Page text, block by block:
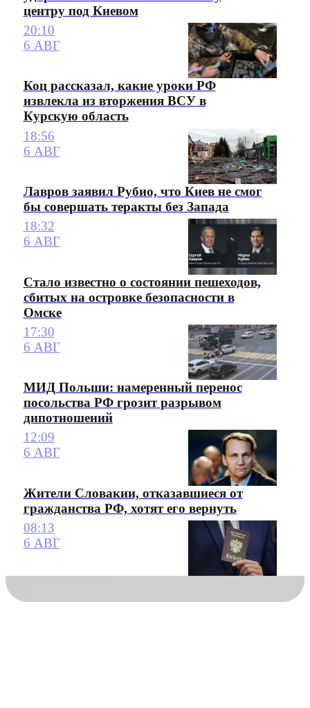
центру под Киевом
20:10
6 АВГ
Коц рассказал, какие уроки РФ
извлекла из вторжения ВСУ в
Курскую область
18:56
6 АВГ
Лавров заявил Рубио, что Киев не смог
бы совершать теракты без Запада
18:32
6 АВГ
Стало известно о состоянии пешеходов,
сбитых на островке безопасности в
Омске
17:30
6 АВГ
МИД Польши: намеренный перенос
посольства РФ грозит разрывом
дипотношений
12:09
6 АВГ
Жители Словакии, отказавшиеся от
гражданства РФ, хотят его вернуть
08:13
6 АВГ